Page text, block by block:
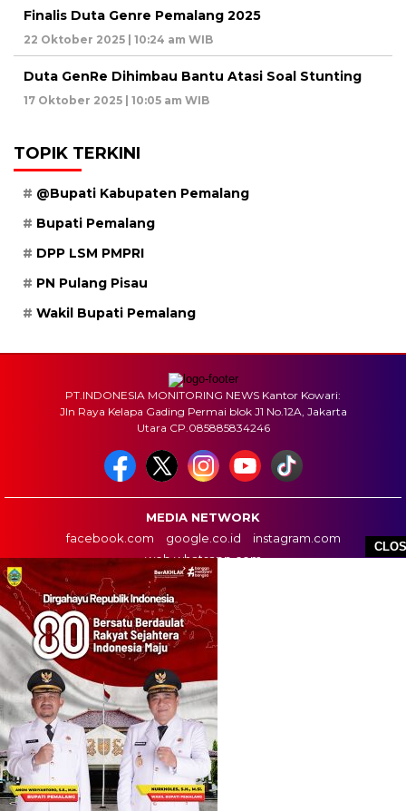
Finalis Duta Genre Pemalang 2025
22 Oktober 2025 | 10:24 am WIB
Duta GenRe Dihimbau Bantu Atasi Soal Stunting
17 Oktober 2025 | 10:05 am WIB
TOPIK TERKINI
@Bupati Kabupaten Pemalang
Bupati Pemalang
DPP LSM PMPRI
PN Pulang Pisau
Wakil Bupati Pemalang
PT.INDONESIA MONITORING NEWS Kantor Kowari:
Jln Raya Kelapa Gading Permai blok J1 No.12A, Jakarta
Utara CP.085885834246
MEDIA NETWORK
facebook.com
google.co.id
instagram.com
web.whatsapp.com
HOME BOX REDAKSI
DISCLAIMER
HUBUNGI KAMI
HAK CIPTA: ROTASINEWS.COM